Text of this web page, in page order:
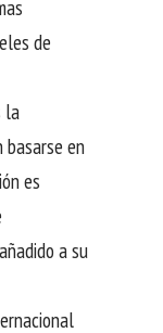
de
la
en
es
a su